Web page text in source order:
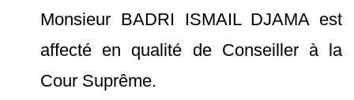
Monsieur BADRI ISMAIL DJAMA est
affecté en qualité de Conseiller à la
Cour Suprême.